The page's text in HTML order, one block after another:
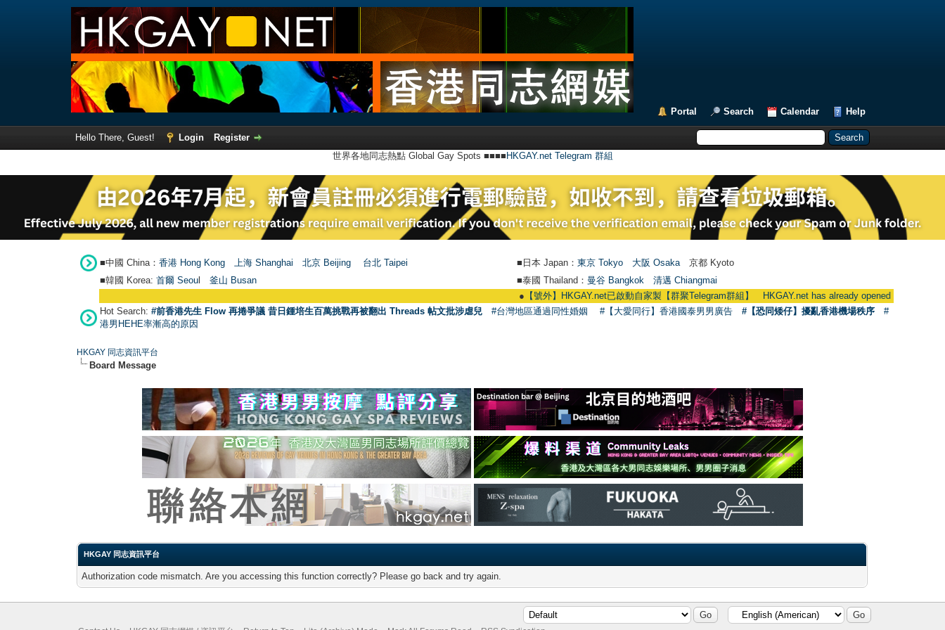
Portal Search Calendar Help
Hello There, Guest! Login
Register
世界各地同志熱點 Global Gay Spots ■■■■ HKGAY.net Telegram 群組
■中國 China： 香港 Hong Kong 上海 Shanghai 北京 Beijing 台北 Taipei ■日本 Japan： 東京 Tokyo 大阪 Osaka 京都 Kyoto
■韓國 Korea: 首爾 Seou 釜山 Busan ■泰國 Thailand： 曼谷 Bangkok
清邁 Chiangmai
【號外】HKGAY.net已啟動自家製【群聚Telegram群組】 HKGAY.net has already opened a home-made
Hot Search: #前香港先生 Flow 再捲爭議 昔日鍾培生百萬挑戰再被翻出 Threads 帖文批涉虐兒 #台灣地區通過同性婚姻 #【大愛同行】香港國泰男男廣告 #【恐同矮仔】擾亂香港機場秩序
#
港男HEHE率漸高的原因
HKGAY 同志資訊平台
Board Message
HKGAY 同志資訊平台
Authorization code mismatch. Are you accessing this function correctly? Please go back and try again.